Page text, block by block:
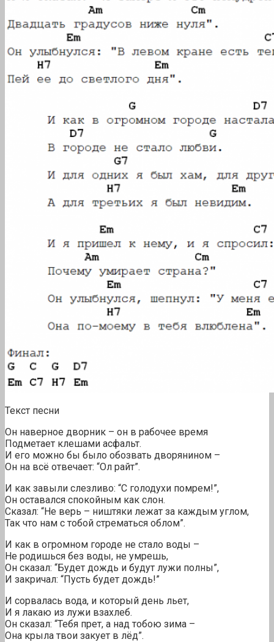
Текст песни
Он наверное дворник – он в рабочее время
Подметает клешами асфальт.
И его можно бы было обозвать дворянином –
Он на всё отвечает: “Ол райт”.
И как завыли слезливо: “С голодухи помрем!”,
Он оставался спокойным как слон.
Сказал: “Не верь – ништяки лежат за каждым углом,
Так что нам с тобой стрематься облом”.
И как в огромном городе не стало воды –
Не родишься без воды, не умрешь,
Он сказал: “Будет дождь и будут лужи полны”,
И закричал: “Пусть будет дождь!”
И сорвалась вода, и который день льет,
И я лакаю из лужи взахлеб.
Он сказал: “Тебя прет, а над тобою зима –
Она крыла твои закует в лёд”.